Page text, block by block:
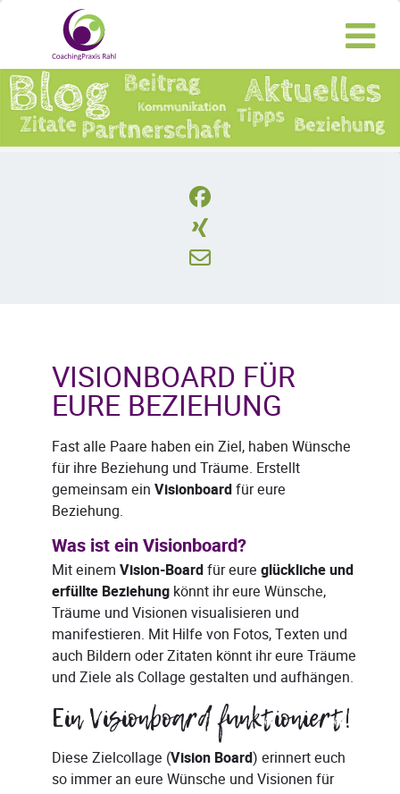
VISIONBOARD FÜR
EURE BEZIEHUNG
Fast alle Paare haben ein Ziel, haben Wünsche
für ihre Beziehung und Träume. Erstellt
gemeinsam ein Visionboardfür eure
Beziehung.
Was ist ein Visionboard?
Mit einem Vision-Boardfür eure glückliche und
erfüllte Beziehung könnt ihr eure Wünsche,
Träume und Visionen visualisieren und
manifestieren. Mit Hilfe von Fotos, Texten und
auch Bildern oder Zitaten könnt ihr eure Träume
und Ziele als Collage gestalten und aufhängen.
Ein Visionboard funktioniert!
Diese Zielcollage (Vision Board) erinnert euch
so immer an eure Wünsche und Visionen für